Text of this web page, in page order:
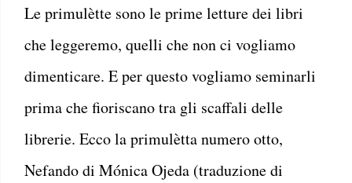
Le primulètte sono le prime letture dei libri
che leggeremo, quelli che non ci vogliamo
dimenticare. E per questo vogliamo seminarli
prima che fioriscano tra gli scaffali delle
librerie. Ecco la primulètta numero otto,
Nefando di Mónica Ojeda (traduzione di